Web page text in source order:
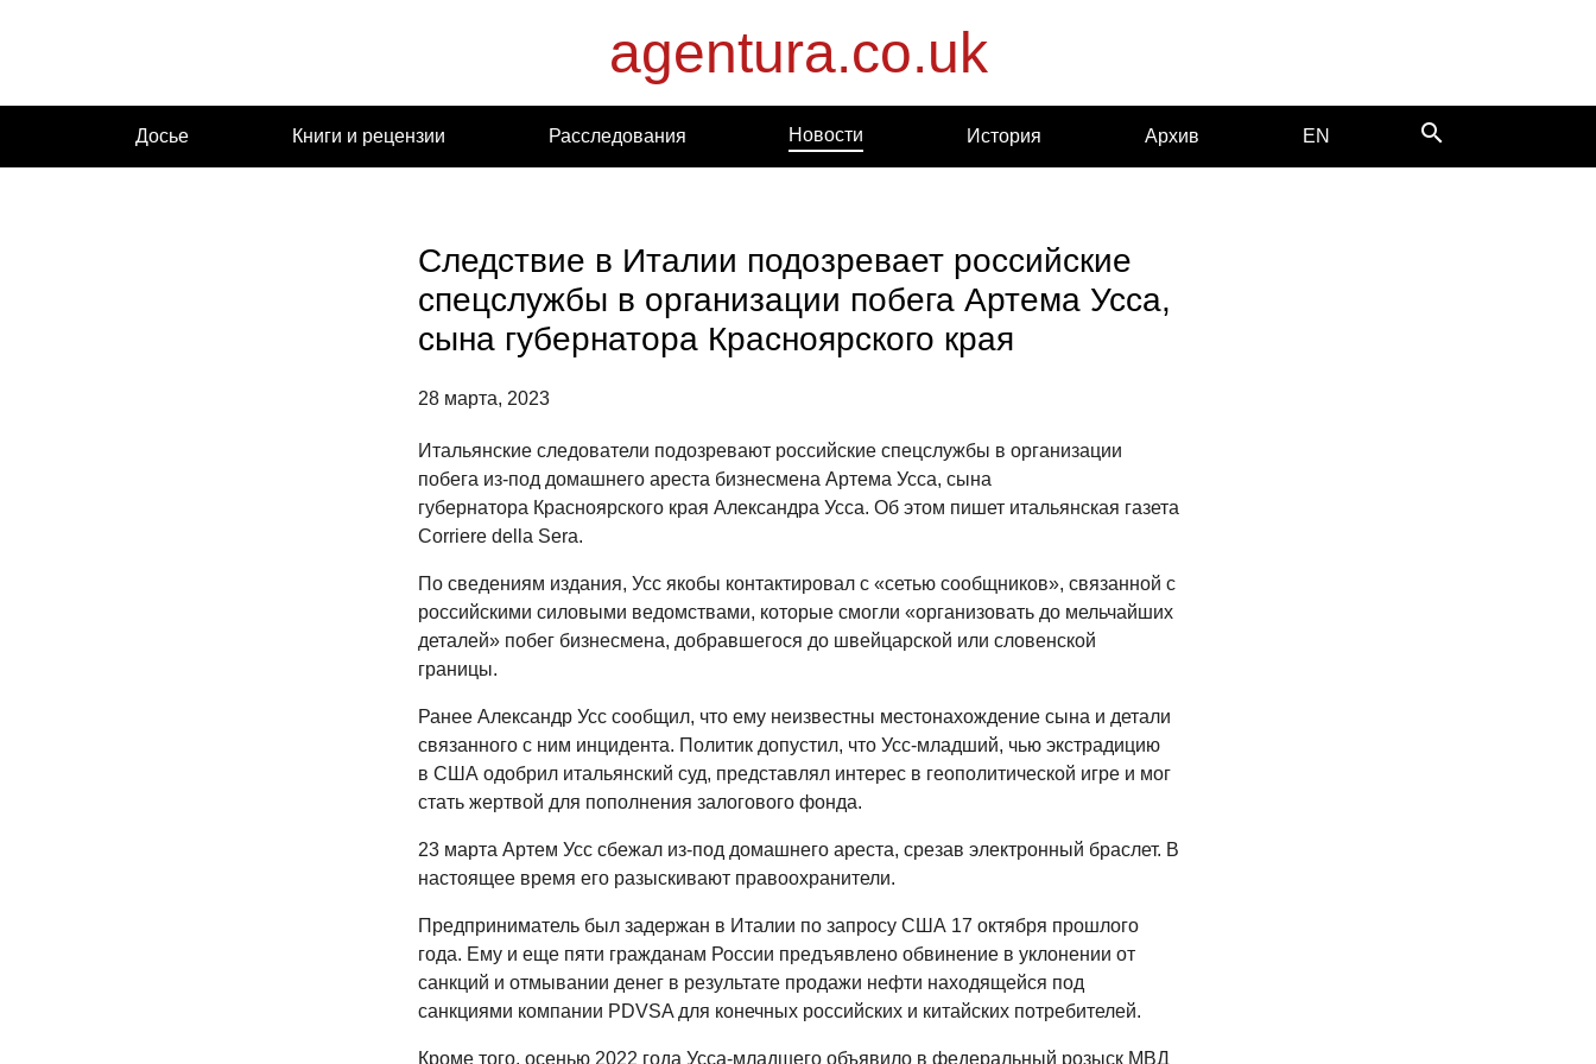
agentura.co.uk
Досье Книги и рецензии Расследования Новости История Архив EN search
Следствие в Италии подозревает российские
спецслужбы в организации побега Артема Усса,
сына губернатора Красноярского края
28 марта, 2023
Итальянские следователи подозревают российские спецслужбы в организации
побега из-под домашнего ареста бизнесмена Артема Усса, сына
губернатора Красноярского края Александра Усса. Об этом пишет итальянская газета
Corriere della Sera.
По сведениям издания, Усс якобы контактировал с «сетью сообщников», связанной с
российскими силовыми ведомствами, которые смогли «организовать до мельчайших
деталей» побег бизнесмена, добравшегося до швейцарской или словенской
границы.
Ранее Александр Усс сообщил, что ему неизвестны местонахождение сына и детали
связанного с ним инцидента. Политик допустил, что Усс-младший, чью экстрадицию
в США одобрил итальянский суд, представлял интерес в геополитической игре и мог
стать жертвой для пополнения залогового фонда.
23 марта Артем Усс сбежал из-под домашнего ареста, срезав электронный браслет. В
настоящее время его разыскивают правоохранители.
Предприниматель был задержан в Италии по запросу США 17 октября прошлого
года. Ему и еще пяти гражданам России предъявлено обвинение в уклонении от
санкций и отмывании денег в результате продажи нефти находящейся под
санкциями компании PDVSA для конечных российских и китайских потребителей.
Кроме того, осенью 2022 года Усса-младшего объявило в федеральный розыск МВД